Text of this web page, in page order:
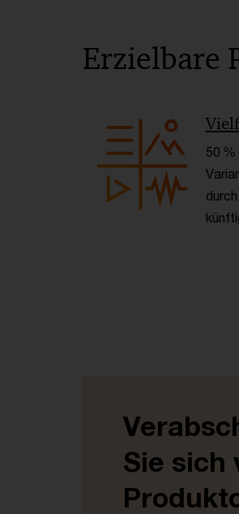
Erzielbare
50 %
Sie sich